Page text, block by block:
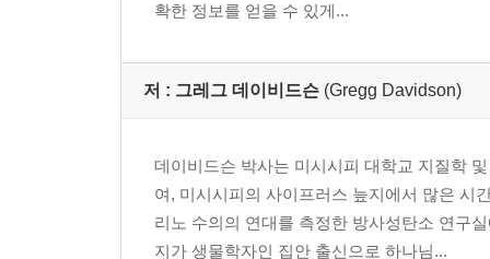
1장 창세기 1장의 1층(노래): 문학적 해석
세부 사항
장르: 시, 서술 또는...?
역사는 어떨까
확한 정보를 얻을 수 있게...
저 : 그레그 데이비드슨 (Gregg Davidson)
데이비드슨 박사는 미시시피 대학교 지질학
여, 미시시피의 사이프러스 늪지에서 많은 시
리노 수의의 연대를 측정한 방사성탄소 연구
지가 생물학자인 집안 출신으로 하나님...